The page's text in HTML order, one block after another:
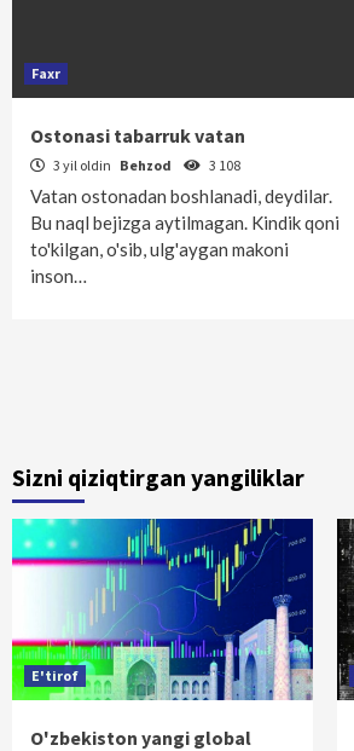
Faxr
Ostonasi tabarruk vatan
3 yil oldin Behzod 3 108
Vatan ostonadan boshlanadi, deydilar.
Bu naql bejizga aytilmagan. Kindik qoni
to'kilgan, o'sib, ulg'aygan makoni
inson…
Sizni qiziqtirgan yangiliklar
E'tirof
O'zbekiston yangi global